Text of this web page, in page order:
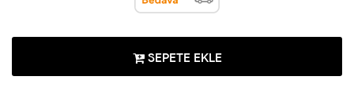
SEPETE EKLE